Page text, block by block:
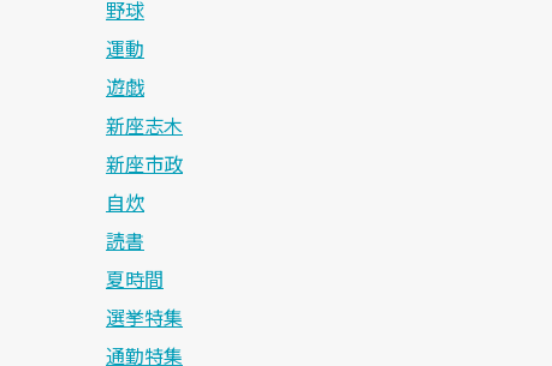
野球
運動
遊戯
新座志木
新座市政
自炊
読書
夏時間
選挙特集
通勤特集